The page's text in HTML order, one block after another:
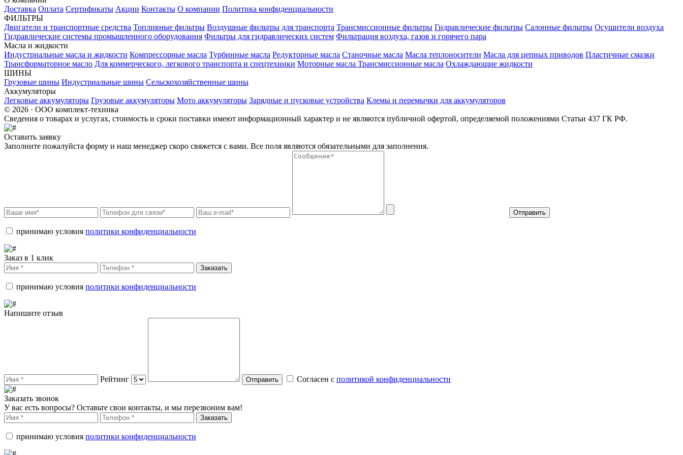
Доставка Оплата Сертификаты Акции Контакты О компании Политика конфиденциальности
ФИЛЬТРЫ
Двигатели и транспортные средства Топливные фильтры Воздушные фильтры для транспорта Трансмиссионные фильтры Гидравлические фильтры Салонные фильтры Осушители воздуха
Гидравлические системы промышленного оборудования Фильтры для гидравлических систем Фильтрация воздуха, газов и горячего пара
Масла и жидкости
Индустриальные масла и жидкости Компрессорные масла Турбинные масла Редукторные масла Станочные масла Масла теплоносители Масла для цепных приводов Пластичные смазки
Трансформаторное масло Для коммерческого, легкового транспорта и спецтехники Моторные масла Трансмиссионные масла Охлаждающие жидкости
ШИНЫ
Грузовые шины Индустриальные шины Сельскохозяйственные шины
Аккумуляторы
Легковые аккумуляторы Грузовые аккумуляторы Мото аккумуляторы Зарядные и пусковые устройства Клемы и перемычки для аккумуляторов
© 2026 · ООО комплект-техника
Сведения о товарах и услугах, стоимость и сроки поставки имеют информационный характер и не являются публичной офертой, определяемой положениями Статьи 437 ГК РФ.
Оставить заявку
Заполните пожалуйста форму и наш менеджер скоро свяжется с вами. Все поля являются обязательными для заполнения.
Отправить
принимаю условия политики конфиденциальности
Заказ в 1 клик
Заказать
принимаю условия политики конфиденциальности
Напишите отзыв
Рейтинг Отправить Согласен с политикой конфиденциальности
Заказать звонок
У вас есть вопросы? Оставьте свои контакты, и мы перезвоним вам!
Заказать
принимаю условия политики конфиденциальности